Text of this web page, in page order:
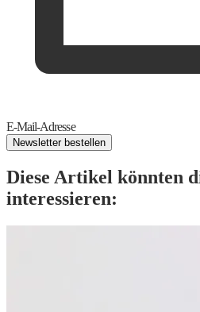
E-Mail-Adresse
Newsletter bestellen
Diese Artikel könnten
interessieren: